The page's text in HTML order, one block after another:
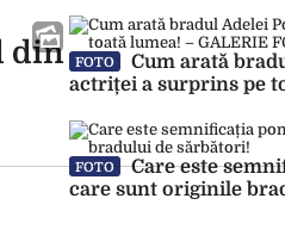
din
FOTO
Cum arată
actriței a surprins pe
FOTO
Care este
care sunt originile